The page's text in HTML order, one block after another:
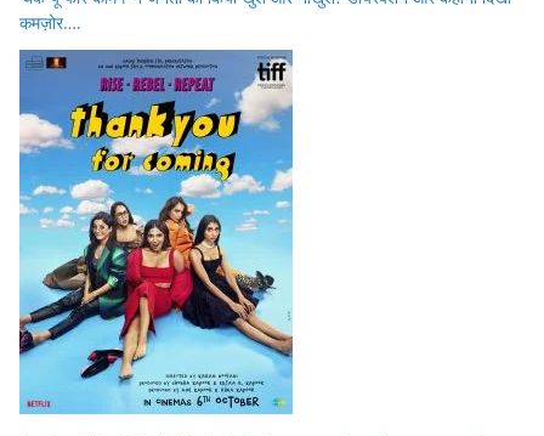
कमज़ोर….